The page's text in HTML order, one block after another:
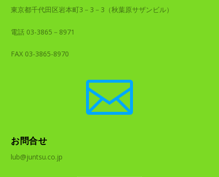
東京都千代田区岩本町3－3－3（秋葉原サザンビル）
電話 03-3865－8971
FAX 03-3865-8970

お問合せ
lub@juntsu.co.jp